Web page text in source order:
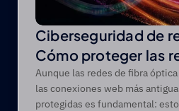
Ciberseguridad de
Cómo proteger las
óptica de las
Aunque las redes de fibra
las conexiones web más
protegidas es fundamental: